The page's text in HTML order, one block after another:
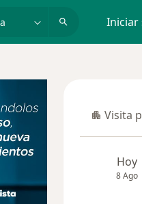
Iniciar
Visita
Visita
Hoy
8 Ago